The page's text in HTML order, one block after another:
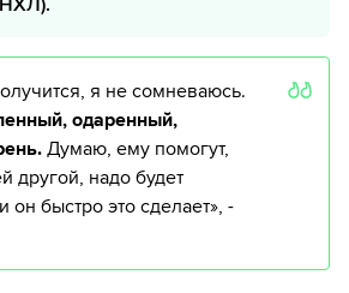
я не сомневаюсь.
одаренный,
Думаю, ему помогут,
другой, надо будет
он быстро это сделает», -